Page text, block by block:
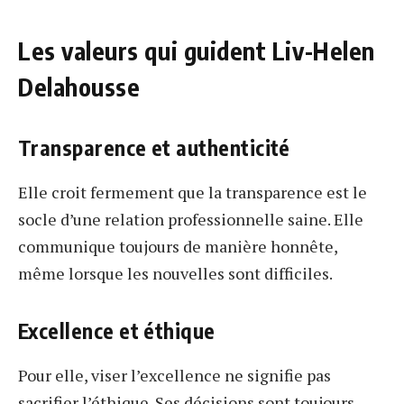
Les valeurs qui guident Liv-Helen
Delahousse
Transparence et authenticité
Elle croit fermement que la transparence est le
socle d’une relation professionnelle saine. Elle
communique toujours de manière honnête,
même lorsque les nouvelles sont difficiles.
Excellence et éthique
Pour elle, viser l’excellence ne signifie pas